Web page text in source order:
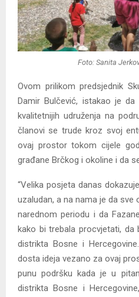
Foto: Sanita
Ovom prilikom predsjednik
Damir Bulčević, istakao je
kvalitetnijih udruženja na
članovi se trude kroz svoj
ovaj prostor tokom cijele
građane Brčkog i okoline i da
“Velika posjeta danas
uzaludan, a na nama je da
narednom periodu i da
kako bi trebala procvjetati, da
distrikta Bosne i
dosta ideja vezano za ovaj
punu podršku kada je u
distrikta Bosne i